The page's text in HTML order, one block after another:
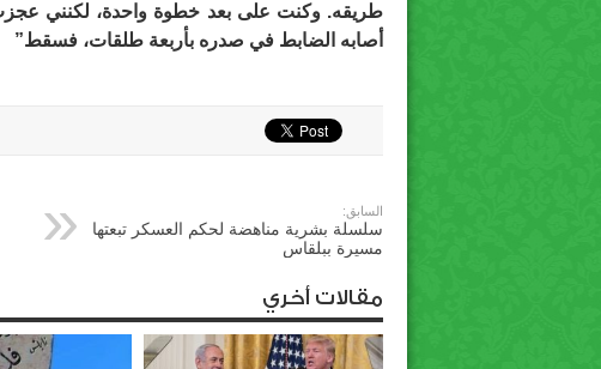
طريقه. وكنت على بعد خطوة واحدة، لكنني
أصابه الضابط في صدره بأربعة طلقات، فسقط”
السابق:
سلسلة بشرية مناهضة لحكم العسكر تبعتها
مسيرة ببلقاس
مقالات أخري